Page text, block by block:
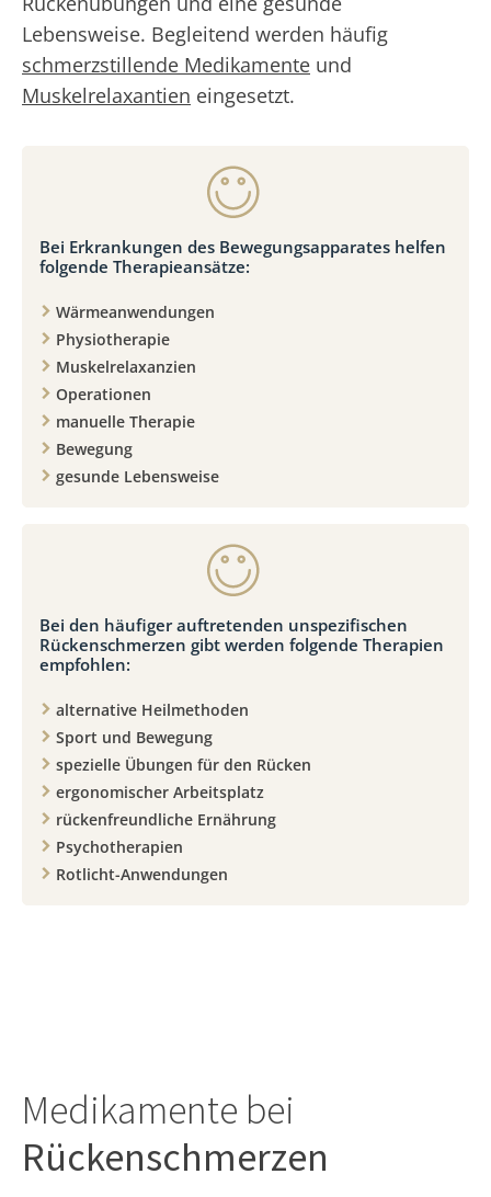
Lebensweise. Begleitend werden häufig
schmerzstillende Medikamente und
Muskelrelaxantien eingesetzt.
Bei Erkrankungen des Bewegungsapparates helfen
folgende Therapieansätze:
Wärmeanwendungen
Physiotherapie
Muskelrelaxanzien
Operationen
manuelle Therapie
Bewegung
gesunde Lebensweise
Bei den häufiger auftretenden unspezifischen
Rückenschmerzen gibt werden folgende Therapien
empfohlen:
alternative Heilmethoden
Sport und Bewegung
spezielle Übungen für den Rücken
ergonomischer Arbeitsplatz
rückenfreundliche Ernährung
Psychotherapien
Rotlicht-Anwendungen
Medikamente bei
Rückenschmerzen